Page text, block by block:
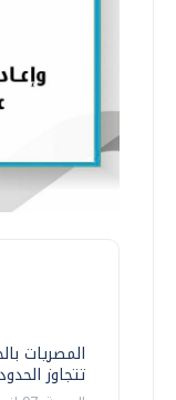
المصريات
تتجاوز الحدود